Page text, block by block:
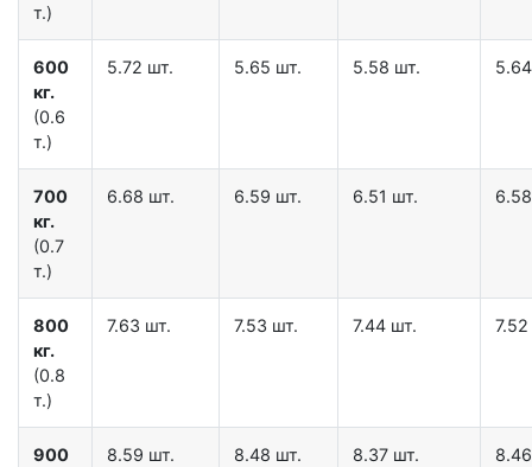
т.)
600
кг.
(0.6
т.)
5.72 шт. 5.65 шт. 5.58 шт.
700
кг.
(0.7
т.)
6.68 шт. 6.59 шт. 6.51 шт.
800
кг.
(0.8
т.)
7.63 шт. 7.53 шт. 7.44 шт.
900
8.59 шт. 8.48 шт. 8.37 шт.